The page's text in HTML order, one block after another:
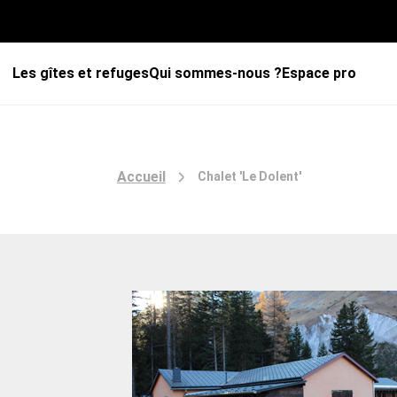
Les gîtes et refugesQui sommes-nous ?Espace pro
Accueil Chalet 'Le Dolent'